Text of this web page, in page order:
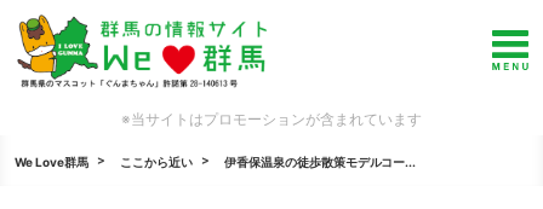
※当サイトはプロモーションが含まれています
We Love群馬 ここから近い 伊香保温泉の徒歩散策モデルコー...